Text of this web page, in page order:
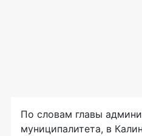
По словам главы
муниципалитета, в